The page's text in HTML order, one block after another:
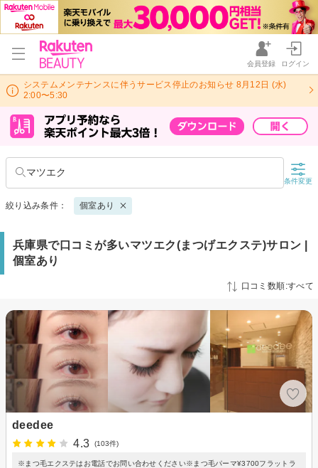
会員登録 ログイン
システムメンテナンスに伴うサービス停止のお知らせ 8月12日 (水)
2:00〜5:30
マツエク
条件変更
絞り込み条件： 個室あり
兵庫県で口コミが多いマツエク(まつげエクステ)サロン |
個室あり
口コミ数順:すべて
deedee
4.3
(103件)
※まつ毛エクステはお電話でお問い合わせください※まつ毛パーマ¥3700フラットラ